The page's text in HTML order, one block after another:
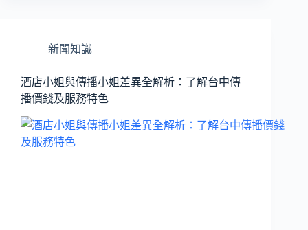
新聞知識
酒店小姐與傳播小姐差異全解析：了解台中傳
播價錢及服務特色